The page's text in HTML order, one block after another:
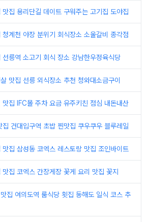
맛집 용리단길 데이트 구워주는 고기집 도야집
청계천 야장 분위기 회식장소 소울갈비 종각점
선릉역 소고기 회식 장소 강남한우정육식당
맛집 선릉 외식장소 추천 청와대소금구이
맛집 IFC몰 주차 요금 유주키친 점심 내돈내산
집 건대입구역 초밥 찐맛집 쿠우쿠우 블루레일
맛집 삼성동 코엑스 레스토랑 맛집 조인바이트
맛집 코엑스 간장게장 꽃게 요리 맛집 꽃지
집 여의도역 룸식당 횟집 동해도 일식 코스 추